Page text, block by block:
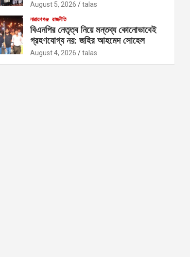
August 5, 2026 talas
নারায়ণগঞ্জ রাজনীতি
বিএনপির নেতৃত্ব নিয়ে মন্তব্য কোনোভাবেই
গ্রহণযোগ্য নয়: জহির আহমেদ সোহেল
August 4, 2026 talas